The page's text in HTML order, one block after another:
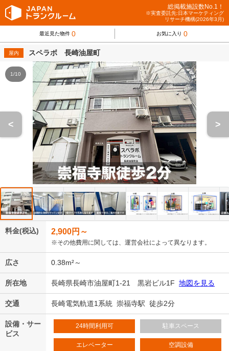
総掲載施設数No.1！
※実査委託先:日本マーケティング
リサーチ機構(2026年3月)
最近見た物件 0 お気に入り 0
屋内 スペラボ 長崎油屋町
1/10
< >
料金(税込) 2,900円～
※その他費用に関しては、運営会社によって異なります。
広さ 0.38m²～
所在地 長崎県長崎市油屋町1-21 黒岩ビル1F 地図を見る
交通 長崎電気軌道1系統 崇福寺駅 徒歩2分
設備・サー
ビス
24時間利用可 駐車スペース
エレベーター 空調設備